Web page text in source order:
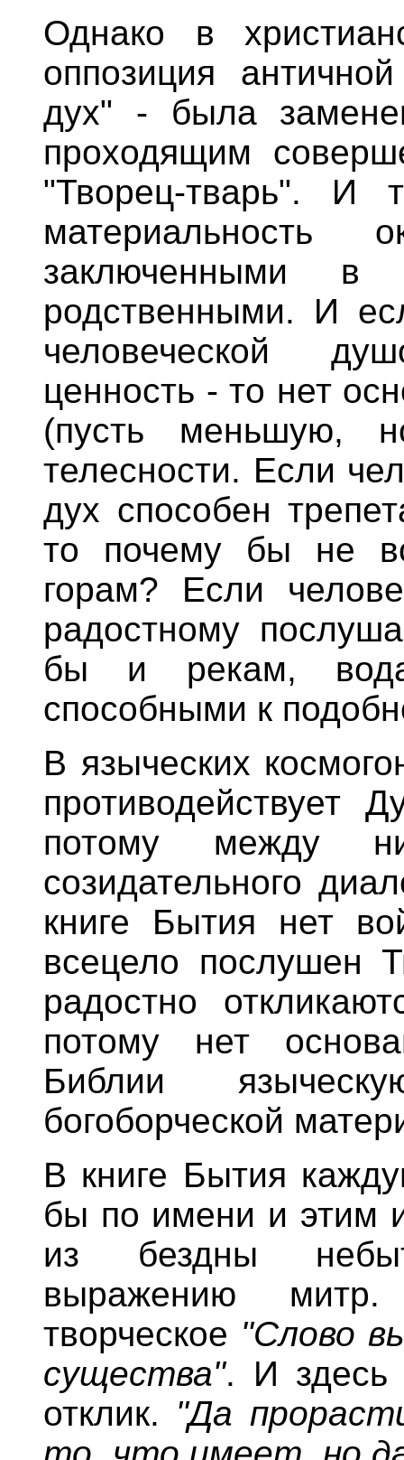
Однако в
оппозиция
дух" - была
проходящим
"Творец-тварь". И
материальность
заключенными в
родственными. И
человеческой
ценность - то нет
(пусть меньшую,
телесности. Если
дух способен
то почему бы не
горам? Если
радостному
бы и рекам,
способными к
В языческих
противодействует
потому между
созидательного
книге Бытия нет
всецело послушен
радостно
потому нет
Библии
богоборческой
В книге Бытия
бы по имени и этим
из бездны
выражению митр.
творческое "Слово
существа". И здесь
отклик. "Да